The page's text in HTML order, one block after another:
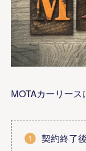
MOTAカーリース
契約終了